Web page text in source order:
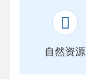

自然资源